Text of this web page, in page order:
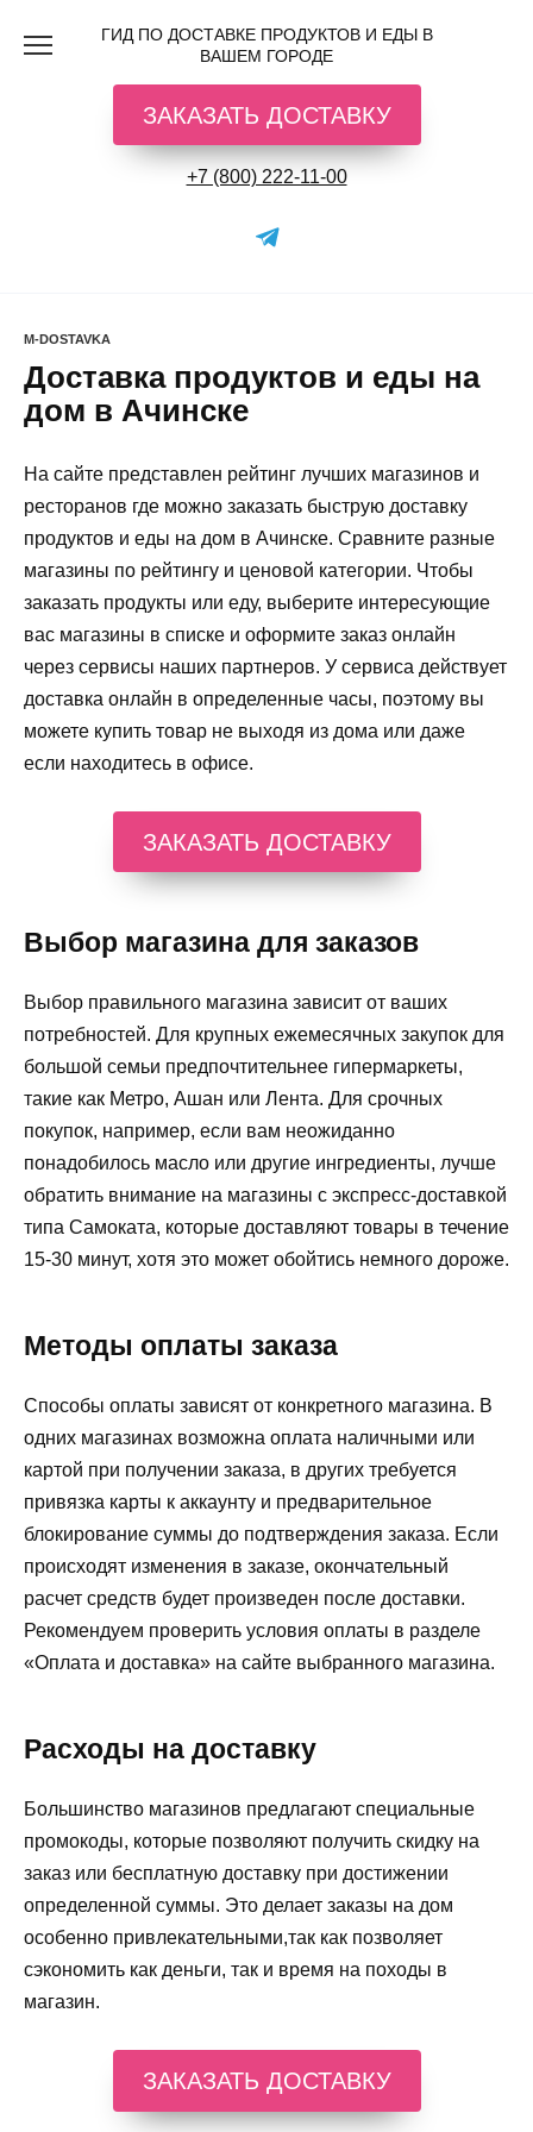
ГИД ПО ДОСТАВКЕ ПРОДУКТОВ И ЕДЫ В
ВАШЕМ ГОРОДЕ
ЗАКАЗАТЬ ДОСТАВКУ
+7 (800) 222-11-00
M-DOSTAVKA
Доставка продуктов и еды на
дом в Ачинске
На сайте представлен рейтинг лучших магазинов и
ресторанов где можно заказать быструю доставку
продуктов и еды на дом в Ачинске. Сравните разные
магазины по рейтингу и ценовой категории. Чтобы
заказать продукты или еду, выберите интересующие
вас магазины в списке и оформите заказ онлайн
через сервисы наших партнеров. У сервиса действует
доставка онлайн в определенные часы, поэтому вы
можете купить товар не выходя из дома или даже
если находитесь в офисе.
ЗАКАЗАТЬ ДОСТАВКУ
Выбор магазина для заказов
Выбор правильного магазина зависит от ваших
потребностей. Для крупных ежемесячных закупок для
большой семьи предпочтительнее гипермаркеты,
такие как Метро, Ашан или Лента. Для срочных
покупок, например, если вам неожиданно
понадобилось масло или другие ингредиенты, лучше
обратить внимание на магазины с экспресс-доставкой
типа Самоката, которые доставляют товары в течение
15-30 минут, хотя это может обойтись немного дороже.
Методы оплаты заказа
Способы оплаты зависят от конкретного магазина. В
одних магазинах возможна оплата наличными или
картой при получении заказа, в других требуется
привязка карты к аккаунту и предварительное
блокирование суммы до подтверждения заказа. Если
происходят изменения в заказе, окончательный
расчет средств будет произведен после доставки.
Рекомендуем проверить условия оплаты в разделе
«Оплата и доставка» на сайте выбранного магазина.
Расходы на доставку
Большинство магазинов предлагают специальные
промокоды, которые позволяют получить скидку на
заказ или бесплатную доставку при достижении
определенной суммы. Это делает заказы на дом
особенно привлекательными,так как позволяет
сэкономить как деньги, так и время на походы в
магазин.
ЗАКАЗАТЬ ДОСТАВКУ